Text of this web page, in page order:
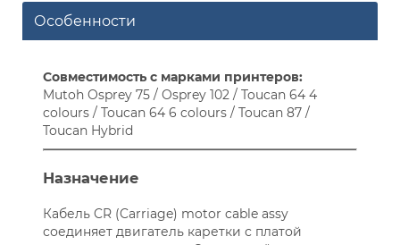
Особенности
Совместимость с марками принтеров:
Mutoh Osprey 75 / Osprey 102 / Toucan 64 4
colours / Toucan 64 6 colours / Toucan 87 /
Toucan Hybrid
Назначение
Кабель CR (Carriage) motor cable assy
соединяет двигатель каретки с платой